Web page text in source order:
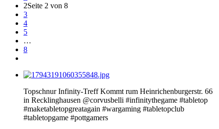
2Seite 2 von 8
3
4
5
…
8
Topschnur Infinity-Treff Kommt rum Heinrichenburgerstr. 66
in Recklinghausen @corvusbelli #infinitythegame #tabletop
#maketabletopgreatagain #wargaming #tabletopclub
#tabletopgame #pottgamers